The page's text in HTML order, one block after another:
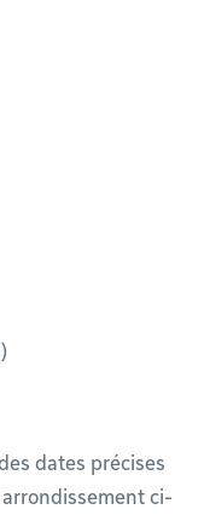
dates précises
ci-